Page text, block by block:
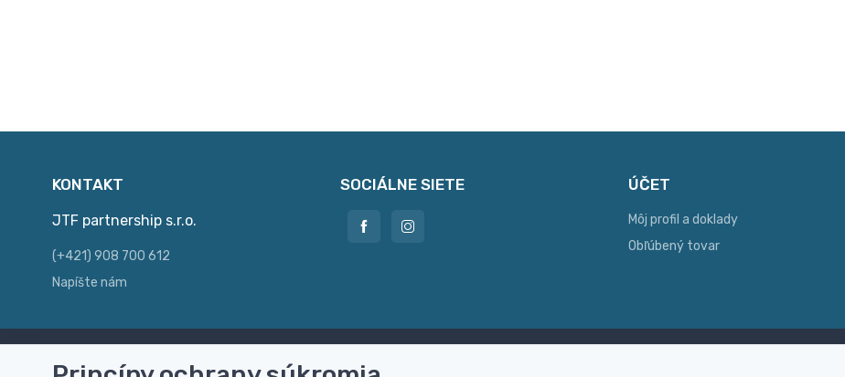
KONTAKT
JTF partnership s.r.o.
(+421) 908 700 612
Napíšte nám
SOCIÁLNE SIETE ÚČET
Môj profil a doklady
Obľúbený tovar